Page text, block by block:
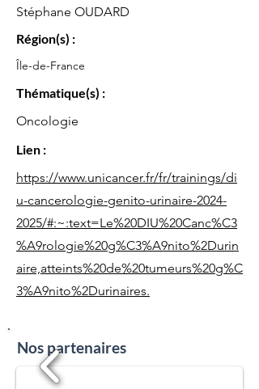
Stéphane OUDARD
Région(s) :
Île-de-France
Thématique(s) :
Oncologie
Lien :
https://www.unicancer.fr/fr/trainings/di
u-cancerologie-genito-urinaire-2024-
2025/#:~:text=Le%20DIU%20Canc%C3
%A9rologie%20g%C3%A9nito%2Durin
aire,atteints%20de%20tumeurs%20g%C
3%A9nito%2Durinaires.
Nos partenaires